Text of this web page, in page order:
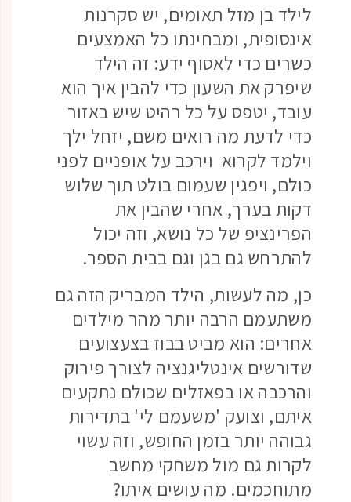
לילד בן מזל תאומים, יש סקרנות
אינסופית, ומבחינתו כל האמצעים
כשרים כדי לאסוף ידע: זה הילד
שיפרק את השעון כדי להבין איך הוא
עובד, יטפס על כל רהיט שיש באזור
כדי לדעת מה רואים משם, יזחל ילך
וילמד לקרוא וירכב על אופניים לפני
כולם, ויפגין שעמום בולט תוך שלוש
דקות בערך, אחרי שהבין את
הפרינציפ של כל נושא, וזה יכול
להתרחש גם בגן וגם בבית הספר.
כן, מה לעשות, הילד המבריק הזה גם
משתעמם הרבה יותר מהר מילדים
אחרים: הוא מביט בבוז בצעצועים
שדורשים אינטליגנציה לצורך פירוק
והרכבה או בפאזלים שכולם נתקעים
איתם, וצועק 'משעמם לי' בתדירות
גבוהה יותר בזמן החופש, וזה עשוי
לקרות גם מול משחקי מחשב
מתוחכמים. מה עושים איתו?